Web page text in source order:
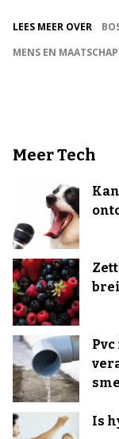
LEES MEER OVER
MENS EN
Meer Tech
Is